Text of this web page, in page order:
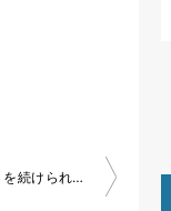
トモカイが低料金でも成婚サポートを続けられる理由